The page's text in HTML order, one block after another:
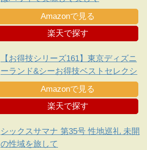
Amazonで見る
楽天で探す
【お得技シリーズ161】東京ディズニ
ーランド&シーお得技ベストセレクシ
ョン
Amazonで見る
楽天で探す
シックスサマナ 第35号 性地巡礼 未開
の性域を旅して